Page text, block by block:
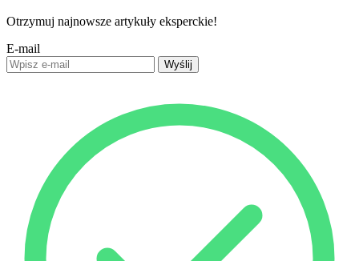
Otrzymuj najnowsze artykuły eksperckie!
E-mail
Wyślij